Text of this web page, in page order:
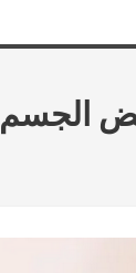
الجسم